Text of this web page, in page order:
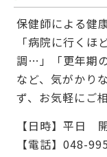
保健師による健
「病院に行くほ
調…」「更年期
など、気がかり
ず、お気軽にご
【日時】平日
【電話】048-